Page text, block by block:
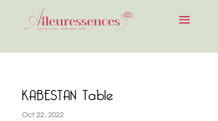
KABESTAN Table
Oct 22, 2022